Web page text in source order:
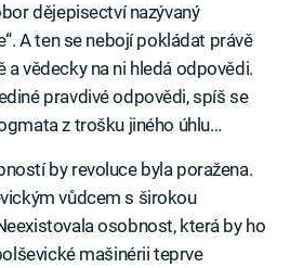
dějepisectví nazývaný
A ten se nebojí pokládat právě
vědecky na ni hledá odpovědi.
pravdivé odpovědi, spíš se
z trošku jiného úhlu…
by revoluce byla poražena.
vůdcem s širokou
osobnost, která by ho
mašinérii teprve